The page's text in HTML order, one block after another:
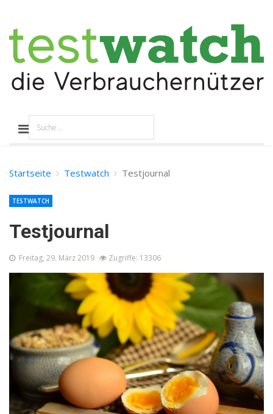
Startseite Testwatch Testjournal
Testjournal
TESTWATCH
Freitag, 29. März 2019 Zugriffe: 13306